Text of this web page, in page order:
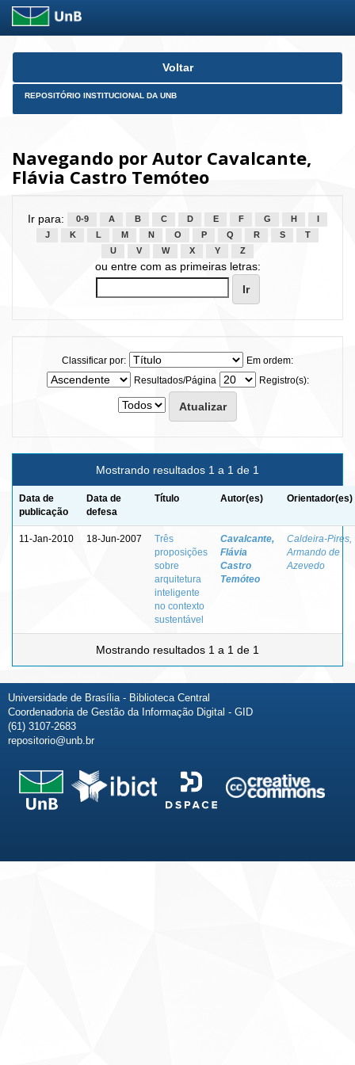
Skip
Voltar
REPOSITÓRIO INSTITUCIONAL DA UNB
Navegando por Autor Cavalcante,
Flávia Castro Temóteo
Ir para: 0-9 A B C D E F G H
J
K L M N O P Q R S
T
U
V W X Y Z
ou entre com as primeiras letras:
Classificar por:
Em ordem:
Resultados/Página
Registro(s):
Mostrando resultados 1 a 1 de 1
Data de
publicação
Data de
defesa
Título Autor(es) Orientador(es)
11-Jan-2010 18-Jun-2007
Três
proposições
sobre
arquitetura
inteligente
no contexto
sustentável
Cavalcante,
Flávia
Castro
Temóteo
Caldeira-Pires,
Armando de
Azevedo
Mostrando resultados 1 a 1 de 1
Universidade de Brasília - Biblioteca Central
Coordenadoria de Gestão da Informação Digital - GID
(61) 3107-2683
repositorio@unb.br